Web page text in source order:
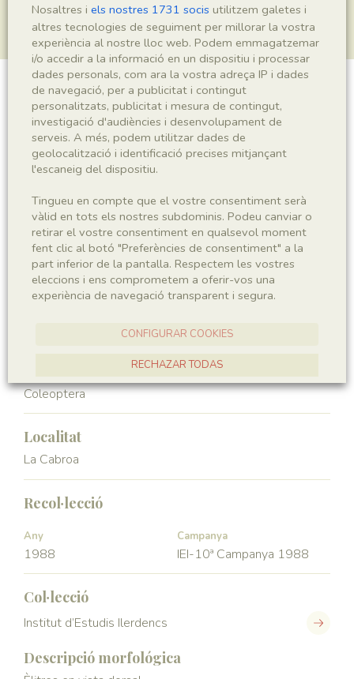
Coleoptera indet.
Sigla
Taxonomia
Regne
Animalia
Phyllum
Arthropoda
Insecta
Coleoptera
Localitat
La Cabroa
Recol·lecció
Any
1988
Campanya
IEI-10ª Campanya 1988
Col·lecció
Institut d’Estudis Ilerdencs
Descripció morfológica
Nosaltres i els nostres 1731 socis utilitzem galetes i
altres tecnologies de seguiment per millorar la vostra
experiència al nostre lloc web. Podem emmagatzemar
i/o accedir a la informació en un dispositiu i processar
dades personals, com ara la vostra adreça IP i dades
de navegació, per a publicitat i contingut
personalitzats, publicitat i mesura de contingut,
investigació d'audiències i desenvolupament de
serveis. A més, podem utilitzar dades de
geolocalització i identificació precises mitjançant
l'escaneig del dispositiu.
Tingueu en compte que el vostre consentiment serà
vàlid en tots els nostres subdominis. Podeu canviar o
retirar el vostre consentiment en qualsevol moment
fent clic al botó "Preferències de consentiment" a la
part inferior de la pantalla. Respectem les vostres
eleccions i ens comprometem a oferir-vos una
experiència de navegació transparent i segura.
CONFIGURAR COOKIES
RECHAZAR TODAS
ACCEPTAR TOTES